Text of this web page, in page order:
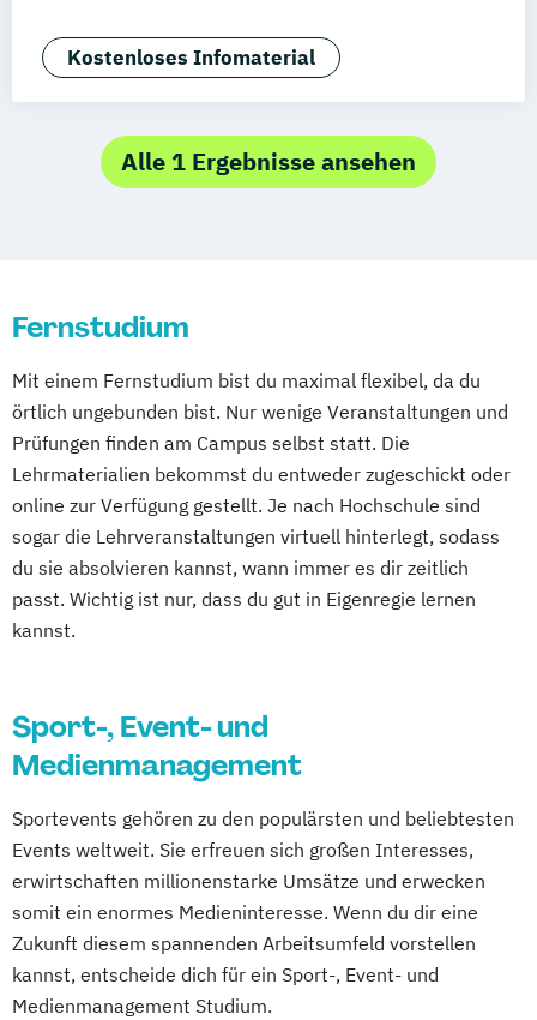
Kommunikation & Eventmanagement
(Fernstudium)
(duales Studium)
Kommunikation & Medienmanagement
(Fernstudium)
Studium)
Marketing Veranstaltungsökonom (FH)
Kostenloses Infomaterial
Alle 1 Ergebnisse ansehen
Fernstudium
Mit einem Fernstudium bist du maximal flexibel, da du
örtlich ungebunden bist. Nur wenige Veranstaltungen und
Prüfungen finden am Campus selbst statt. Die
Lehrmaterialien bekommst du entweder zugeschickt oder
online zur Verfügung gestellt. Je nach Hochschule sind
sogar die Lehrveranstaltungen virtuell hinterlegt, sodass
du sie absolvieren kannst, wann immer es dir zeitlich
passt. Wichtig ist nur, dass du gut in Eigenregie lernen
kannst.
Sport-, Event- und
Medienmanagement
Sportevents gehören zu den populärsten und beliebtesten
Events weltweit. Sie erfreuen sich großen Interesses,
erwirtschaften millionenstarke Umsätze und erwecken
somit ein enormes Medieninteresse. Wenn du dir eine
Zukunft diesem spannenden Arbeitsumfeld vorstellen
kannst, entscheide dich für ein Sport-, Event- und
Medienmanagement Studium.